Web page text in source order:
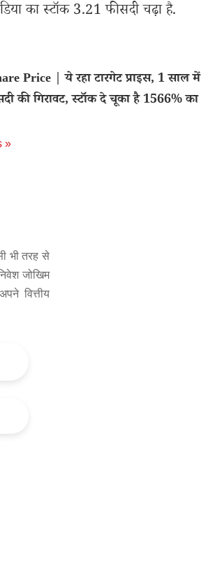
का स्टॉक 3.21 फीसदी चढ़ा है.
Price | ये रहा टारगेट प्राइस, 1 साल में
की गिरावट, स्टॉक दे चूका है 1566% का
»
भी तरह से
जोखिम
वित्तीय